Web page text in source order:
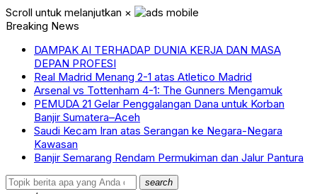
Scroll untuk melanjutkan ×
Breaking News
DAMPAK AI TERHADAP DUNIA KERJA DAN MASA
DEPAN PROFESI
Real Madrid Menang 2-1 atas Atletico Madrid
Arsenal vs Tottenham 4-1: The Gunners Mengamuk
PEMUDA 21 Gelar Penggalangan Dana untuk Korban
Banjir Sumatera–Aceh
Saudi Kecam Iran atas Serangan ke Negara-Negara
Kawasan
Banjir Semarang Rendam Permukiman dan Jalur Pantura
search